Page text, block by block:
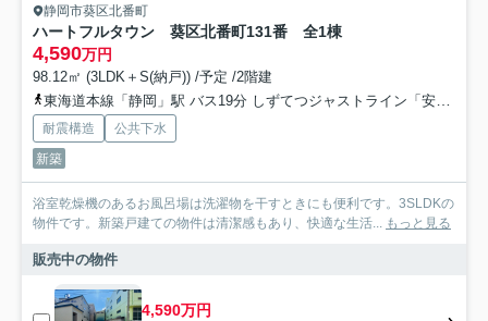
静岡市葵区北番町
ハートフルタウン 葵区北番町131番 全1棟
4,590万円
98.12㎡ (3LDK＋S(納戸)) /予定 /2階建
東海道本線「静岡」駅 バス19分 しずてつジャストライン「安西四丁目」 停歩3分
耐震構造
公共下水
新築
浴室乾燥機のあるお風呂場は洗濯物を干すときにも便利です。3SLDKの
物件です。新築戸建ての物件は清潔感もあり、快適な生活... もっと見る
販売中の物件
4,590万円